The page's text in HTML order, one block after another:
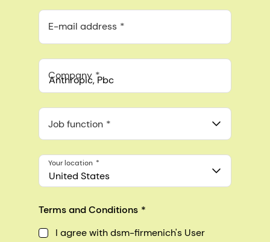
E-mail address
Company
548 Market St Pmb 90375, San Francisco, California, US
Job function
United States
Your location
Terms and Conditions
I agree with dsm-firmenich's User